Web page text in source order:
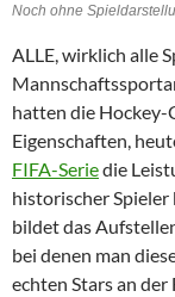
Noch ohne
ALLE, wirklich alle
hatten die Hockey-
Eigenschaften,
FIFA-Seriedie
historischer
bildet das
bei denen man
echten Stars an der